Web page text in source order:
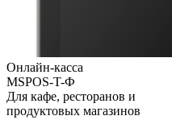
Онлайн-касса
MSPOS-T-Ф
Для кафе, ресторанов и
продуктовых магазинов